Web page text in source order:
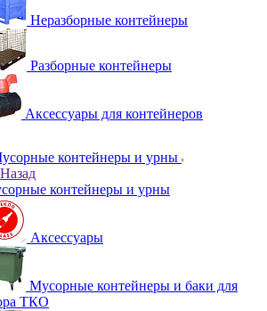
Неразборные контейнеры
Разборные контейнеры
Аксессуары для контейнеров
контейнеры и урны
Назад
контейнеры и урны
Аксессуары
Мусорные контейнеры и баки для
ТКО